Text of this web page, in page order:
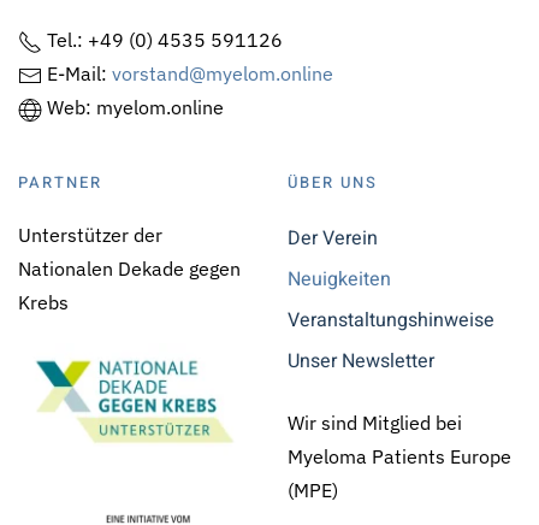
Tel.: +49 (0) 4535 591126
E-Mail: vorstand@myelom.online
Web: myelom.online
PARTNER
Unterstützer der
Nationalen Dekade gegen
Krebs
ÜBER UNS
Der Verein
Neuigkeiten
Veranstaltungshinweise
Unser Newsletter
Wir sind Mitglied bei
Myeloma Patients Europe
(MPE)